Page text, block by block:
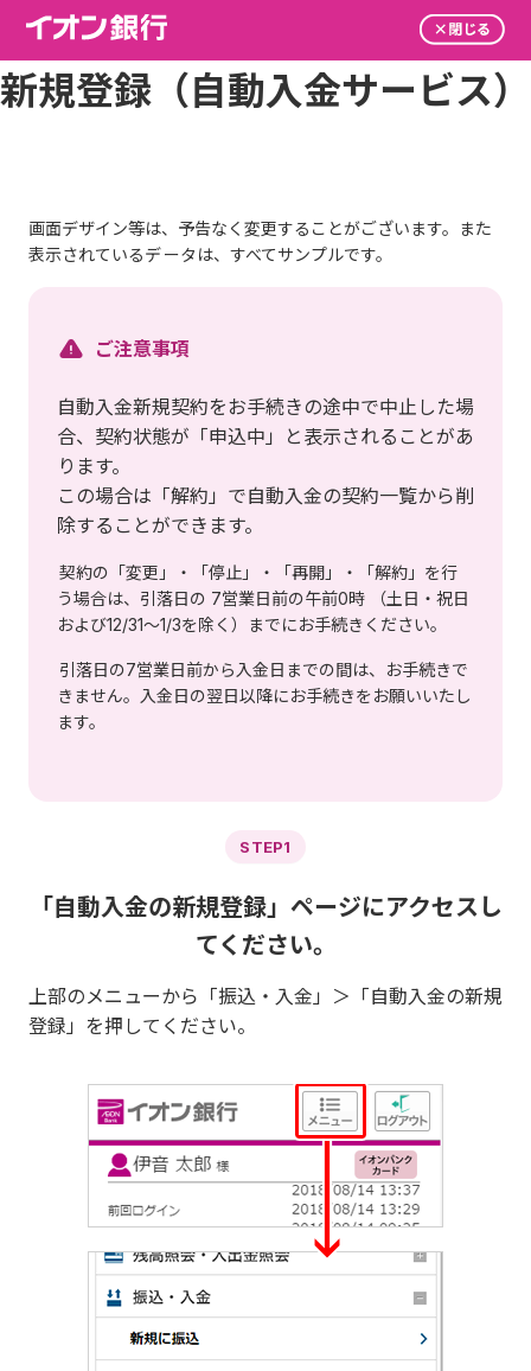
新規登録（自動入金サービス）
画面デザイン等は、予告なく変更することがございます。また
表示されているデータは、すべてサンプルです。
ご注意事項
自動入金新規契約をお手続きの途中で中止した場
合、契約状態が「申込中」と表示されることがあ
ります。
この場合は「解約」で自動入金の契約一覧から削
除することができます。
契約の「変更」・「停止」・「再開」・「解約」を行
う場合は、引落日の 7営業日前の午前0時 （土日・祝日
および12/31～1/3を除く）までにお手続きください。
引落日の7営業日前から入金日までの間は、お手続きで
きません。入金日の翌日以降にお手続きをお願いいたし
ます。
STEP1
「自動入金の新規登録」ページにアクセスし
てください。
上部のメニューから「振込・入金」＞「自動入金の新規
登録」を押してください。